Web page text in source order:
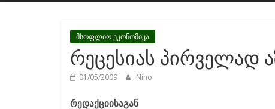
მსოფლიო ეკონომიკა
რეცესიას პირველად
01/05/2009 Nino
რედაქციისაგან